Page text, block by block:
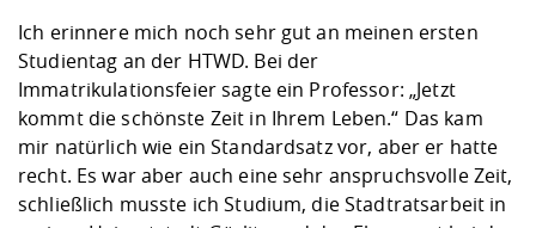
Ich erinnere mich noch sehr gut an meinen ersten
Studientag an der HTWD. Bei der
Immatrikulationsfeier sagte ein Professor: „Jetzt
kommt die schönste Zeit in Ihrem Leben.“ Das kam
mir natürlich wie ein Standardsatz vor, aber er hatte
recht. Es war aber auch eine sehr anspruchsvolle Zeit,
schließlich musste ich Studium, die Stadtratsarbeit in